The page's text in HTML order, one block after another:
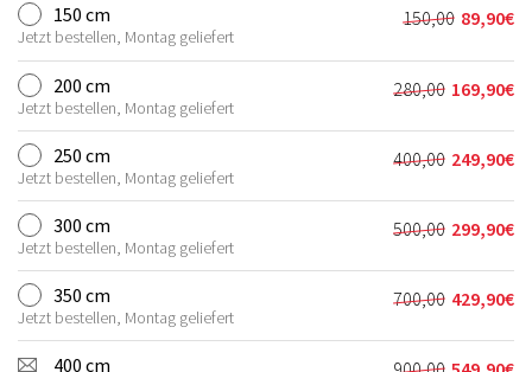
150 cm
Jetzt bestellen, Montag geliefert
150,00
Preis
war:
150,00€
89,90€
Aktueller
Preis
ist:
89,90€.
200 cm
Jetzt bestellen, Montag geliefert
280,00
Preis
war:
280,00€
169,90€
Aktueller
Preis
ist:
169,90€.
250 cm
Jetzt bestellen, Montag geliefert
400,00
Preis
war:
400,00€
249,90€
Aktueller
Preis
ist:
249,90€.
300 cm
Jetzt bestellen, Montag geliefert
500,00
Preis
war:
500,00€
299,90€
Aktueller
Preis
ist:
299,90€.
350 cm
Jetzt bestellen, Montag geliefert
700,00
Preis
war:
429,90€
Aktueller
Preis
ist:
400 cm